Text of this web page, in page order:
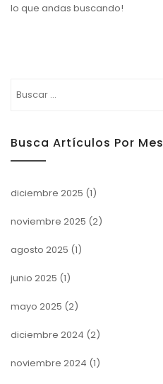
lo que andas buscando!
Buscar:
Busca Artículos Por Mes
diciembre 2025 (1)
noviembre 2025 (2)
agosto 2025 (1)
junio 2025 (1)
mayo 2025 (2)
diciembre 2024 (2)
noviembre 2024 (1)